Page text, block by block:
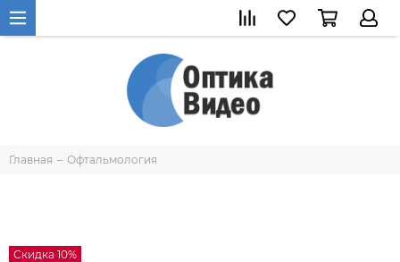
Главная Офтальмология
Скидка 10%